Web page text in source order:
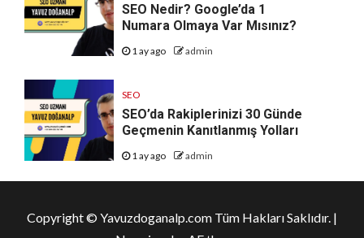
SEO Nedir? Google’da 1
Numara Olmaya Var Mısınız?
1 ay ago admin
SEO
SEO’da Rakiplerinizi 30 Günde
Geçmenin Kanıtlanmış Yolları
1 ay ago admin
Copyright © Yavuzdoganalp.com Tüm Hakları Saklıdır. |